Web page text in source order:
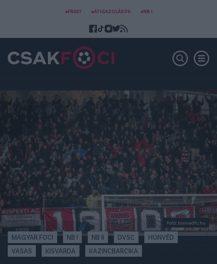
#FRADI #ÁTIGAZOLÁSOK #NB I
Fotó: honvedfc.hu
MAGYAR FOCI NB I NB II DVSC
HONVÉD
VASAS
KISVÁRDA KAZINCBARCIKA